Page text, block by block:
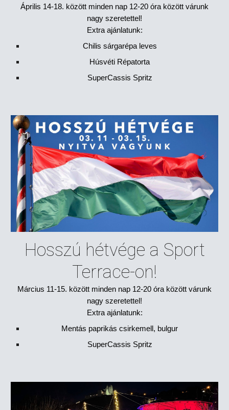
Április 14-18. között minden nap 12-20 óra között várunk
nagy szeretettel!
Extra ajánlatunk:
Chilis sárgarépa leves
Húsvéti Répatorta
SuperCassis Spritz
Hosszú hétvége a Sport
Terrace-on!
Március 11-15. között minden nap 12-20 óra között várunk
nagy szeretettel!
Extra ajánlatunk:
Mentás paprikás csirkemell, bulgur
SuperCassis Spritz